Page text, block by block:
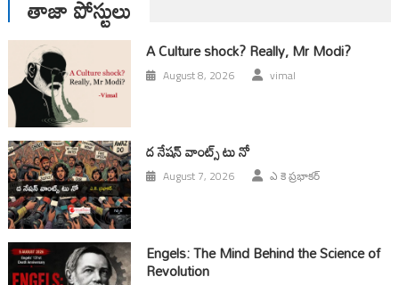
తాజా పోస్టులు
A Culture shock? Really, Mr Modi?
August 8, 2026 vimal
ద నేషన్ వాంట్స్ టు నో
August 7, 2026 ఎ కె ప్రభాకర్
Engels: The Mind Behind the Science of
Revolution